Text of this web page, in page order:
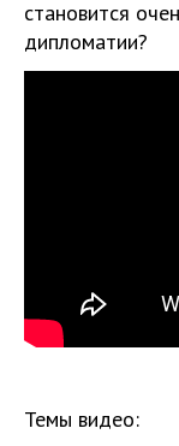
становится
дипломатии?
Темы видео: